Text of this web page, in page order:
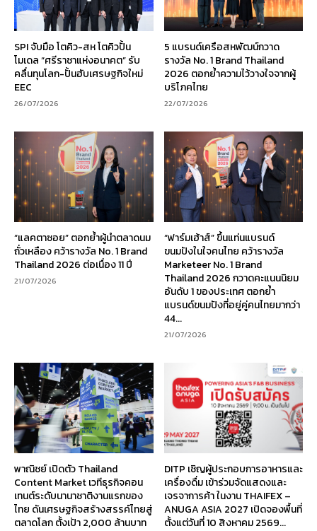
SPI จับมือ โตคิว-สห โตคิวปั้น
โมเดล “ศรีราชาแห่งอนาคต” รับ
คลื่นทุนโลก-ปั้นฮับเศรษฐกิจใหม่
EEC
26/07/2026
5 แบรนด์เครือสหพัฒน์กวาด
รางวัล No. 1 Brand Thailand
2026 ตอกย้ำความไว้วางใจจากผู้
บริโภคไทย
22/07/2026
“แลคตาซอย” ตอกย้ำผู้นำตลาดนม
ถั่วเหลือง คว้ารางวัล No. 1 Brand
Thailand 2026 ต่อเนื่อง 11 ปี
21/07/2026
“ฟาร์มเฮ้าส์” ขึ้นแท่นแบรนด์
ขนมปังในใจคนไทย คว้ารางวัล
Marketeer No. 1 Brand
Thailand 2026 กวาดคะแนนนิยม
อันดับ 1 ของประเทศ ตอกย้ำ
แบรนด์ขนมปังที่อยู่คู่คนไทยมากว่า
44...
21/07/2026
พาณิชย์ เปิดตัว Thailand
Content Market เวทีธุรกิจคอน
เทนต์ระดับนานาชาติงานแรกของ
ไทย ดันเศรษฐกิจสร้างสรรค์ไทยสู่
ตลาดโลก ตั้งเป้า 2,000 ล้านบาท
DITP เชิญผู้ประกอบการอาหารและ
เครื่องดื่ม เข้าร่วมจัดแสดงและ
เจรจาการค้า ในงาน THAIFEX –
ANUGA ASIA 2027 เปิดจองพื้นที่
ตั้งแต่วันที่ 10 สิงหาคม 2569...